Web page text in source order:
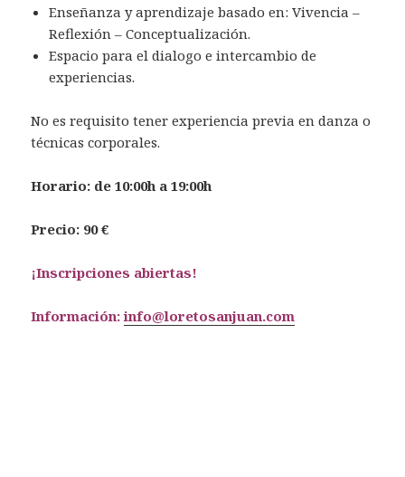
Enseñanza y aprendizaje basado en: Vivencia –
Reflexión – Conceptualización.
Espacio para el dialogo e intercambio de
experiencias.
No es requisito tener experiencia previa en danza o
técnicas corporales.
Horario: de 10:00h a 19:00h
Precio: 90 €
¡Inscripciones abiertas!
Información:info@loretosanjuan.com